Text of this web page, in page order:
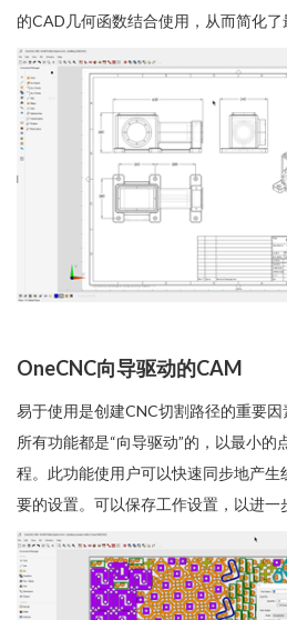
的CAD几何函数结合使用，从而简化了
OneCNC向导驱动的CAM
易于使用是创建CNC切割路径的重要
所有功能都是“向导驱动”的，以最小的
程。此功能使用户可以快速同步地产
要的设置。可以保存工作设置，以进一